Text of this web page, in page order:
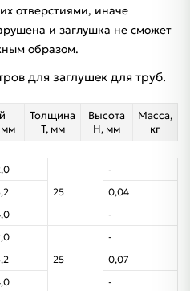
отверстиями, иначе
и заглушка не сможет
образом.
для заглушек для труб.
Толщина
Т, мм
Высота
H, мм
Масса,
кг
25
-
0,04
-
25
-
0,07
-